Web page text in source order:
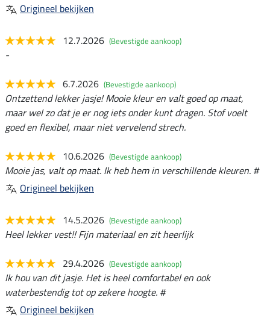
Origineel bekijken
12.7.2026 (Bevestigde aankoop)
-
6.7.2026 (Bevestigde aankoop)
Ontzettend lekker jasje! Mooie kleur en valt goed op maat,
maar wel zo dat je er nog iets onder kunt dragen. Stof voelt
goed en flexibel, maar niet vervelend strech.
10.6.2026 (Bevestigde aankoop)
Mooie jas, valt op maat. Ik heb hem in verschillende kleuren. #
Origineel bekijken
14.5.2026 (Bevestigde aankoop)
Heel lekker vest!! Fijn materiaal en zit heerlijk
29.4.2026 (Bevestigde aankoop)
Ik hou van dit jasje. Het is heel comfortabel en ook
waterbestendig tot op zekere hoogte. #
Origineel bekijken